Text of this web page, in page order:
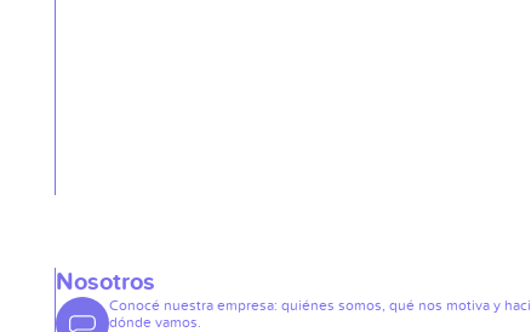
Nosotros
Conocé nuestra empresa: quiénes somos, qué nos motiva y
dónde vamos.